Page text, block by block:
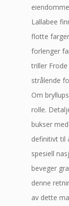
Lallabee
flotte
forlenger
triller
strålende
Om
rolle.
bukser
definitivt til
spesiell
beveger
denne
av dette